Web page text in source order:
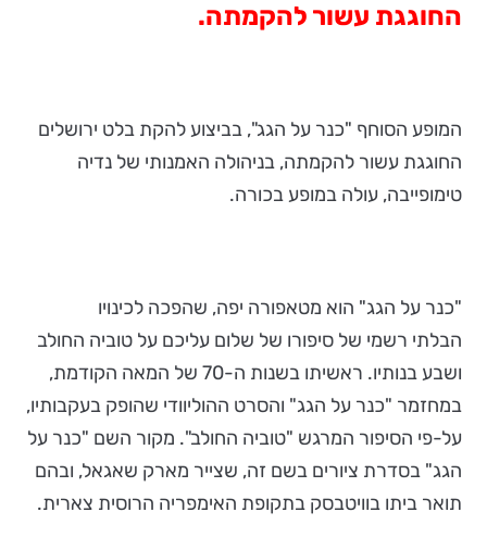
החוגגת עשור להקמתה.
המופע הסוחף "כנר על הגג", בביצוע להקת בלט ירושלים
החוגגת עשור להקמתה, בניהולה האמנותי של נדיה
טימופייבה, עולה במופע בכורה.
"כנר על הגג" הוא מטאפורה יפה, שהפכה לכינויו
הבלתי רשמי של סיפורו של שלום עליכם על טוביה החולב
ושבע בנותיו. ראשיתו בשנות ה-70 של המאה הקודמת,
במחזמר "כנר על הגג" והסרט ההוליוודי שהופק בעקבותיו,
על-פי הסיפור המרגש "טוביה החולב". מקור השם "כנר על
הגג" בסדרת ציורים בשם זה, שצייר מארק שאגאל, ובהם
תואר ביתו בוויטבסק בתקופת האימפריה הרוסית צארית.